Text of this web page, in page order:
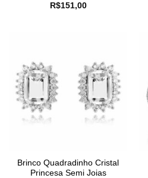
R$151,00
Brinco Quadradinho Cristal
Princesa Semi Joias